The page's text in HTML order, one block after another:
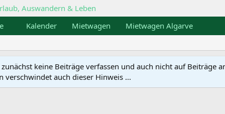
Kalender Mietwagen Mietwagen Algarve
keine Beiträge verfassen und auch nicht auf
verschwindet auch dieser Hinweis ...